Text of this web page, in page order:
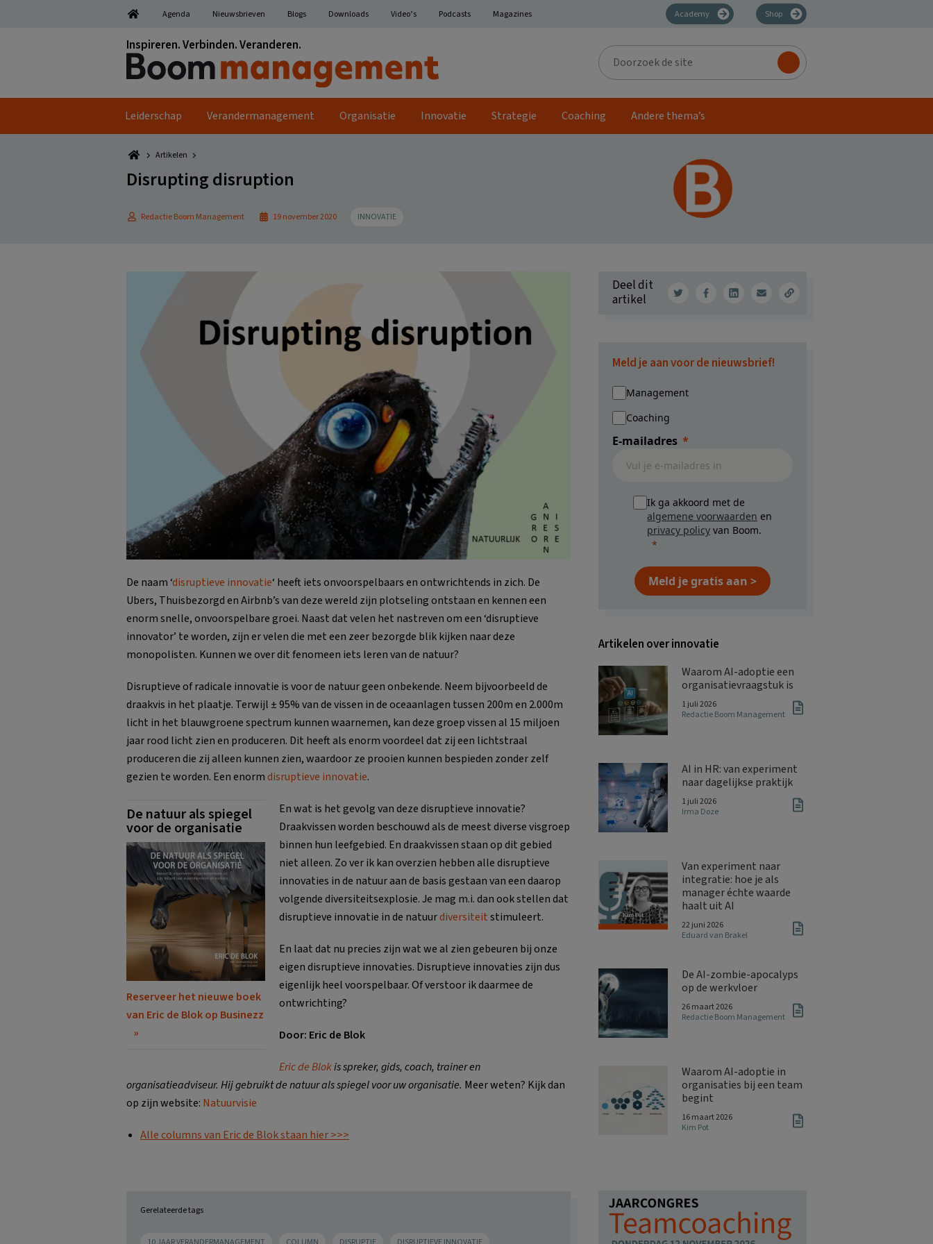
Agenda Nieuwsbrieven Blogs Downloads Video’s Podcasts Magazines Academy Shop
Inspireren. Verbinden. Veranderen.
Doorzoek
de
site
Leiderschap Verandermanagement Organisatie Innovatie Strategie Coaching Andere thema’s
Artikelen
Disrupting disruption
Redactie Boom Management 19 november 2020 INNOVATIE
De naam ‘disruptieve innovatie‘ heeft iets onvoorspelbaars en ontwrichtends in zich. De
Ubers, Thuisbezorgd en Airbnb’s van deze wereld zijn plotseling ontstaan en kennen een
enorm snelle, onvoorspelbare groei. Naast dat velen het nastreven om een ‘disruptieve
innovator’ te worden, zijn er velen die met een zeer bezorgde blik kijken naar deze
monopolisten. Kunnen we over dit fenomeen iets leren van de natuur?
Disruptieve of radicale innovatie is voor de natuur geen onbekende. Neem bijvoorbeeld de
draakvis in het plaatje. Terwijl ± 95% van de vissen in de oceaanlagen tussen 200m en 2.000m
licht in het blauwgroene spectrum kunnen waarnemen, kan deze groep vissen al 15 miljoen
jaar rood licht zien en produceren. Dit heeft als enorm voordeel dat zij een lichtstraal
produceren die zij alleen kunnen zien, waardoor ze prooien kunnen bespieden zonder zelf
gezien te worden. Een enormdisruptieve innovatie.
De natuur als spiegel
voor de organisatie
Reserveer het nieuwe boek
van Eric de Blok op Businezz
En wat is het gevolg van deze disruptieve innovatie?
Draakvissen worden beschouwd als de meest diverse visgroep
binnen hun leefgebied. En draakvissen staan op dit gebied
niet alleen. Zo ver ik kan overzien hebben alle disruptieve
innovaties in de natuur aan de basis gestaan van een daarop
volgende diversiteitsexplosie. Je mag m.i. dan ook stellen dat
disruptieve innovatie in de natuurdiversiteitstimuleert.
En laat dat nu precies zijn wat we al zien gebeuren bij onze
eigen disruptieve innovaties. Disruptieve innovaties zijn dus
eigenlijk heel voorspelbaar. Of verstoor ik daarmee de
ontwrichting?
Door: Eric de Blok
Eric de Blokis spreker, gids, coach, trainer en
organisatieadviseur. Hij gebruikt de natuur als spiegel voor uw organisatie. Meer weten? Kijk dan
op zijn website: Natuurvisie
Alle columns van Eric de Blok staan hier >>>
Gerelateerde tags
Deel dit
artikel
Meld je aan voor de nieuwsbrief!
Management
Coaching
E-mailadres
Ik ga akkoord met de
algemene voorwaarden en
privacy policy van Boom.
Meld je gratis aan >
Artikelen over innovatie
Waarom AI-adoptie een
organisatievraagstuk is
1 juli 2026
Redactie Boom Management
AI in HR: van experiment
naar dagelijkse praktijk
1 juli 2026
Irma Doze
Van experiment naar
integratie: hoe je als
manager échte waarde
haalt uit AI
22 juni 2026
Eduard van Brakel
De AI-zombie-apocalyps
op de werkvloer
26 maart 2026
Redactie Boom Management
Waarom AI-adoptie in
organisaties bij een team
begint
16 maart 2026
Kim Pot